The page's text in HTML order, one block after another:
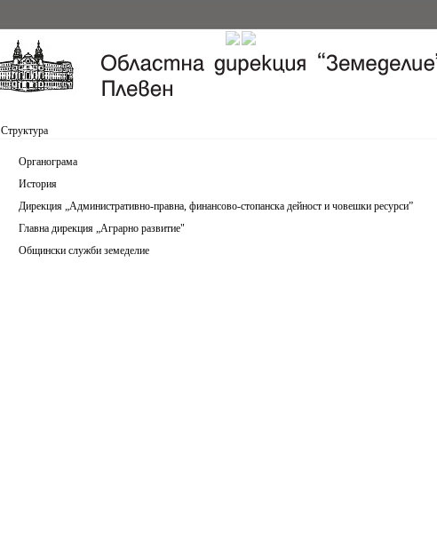
Структура
Органограма
История
Дирекция „Административно-правна, финансово-стопанска дейност и човешки ресурси”
Главна дирекция „Аграрно развитие"
Общински служби земеделие